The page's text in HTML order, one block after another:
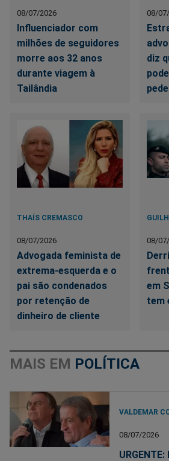
08/07/2026
Influenciador com
milhões de seguidores
morre aos 32 anos
durante viagem à
Tailândia
08/
diz
THAÍS CREMASCO
08/07/2026
Advogada feminista de
extrema-esquerda e o
pai são condenados
por retenção de
dinheiro de cliente
08/
em
tem
MAIS EM POLÍTICA
VALDEMAR
08/07/2026